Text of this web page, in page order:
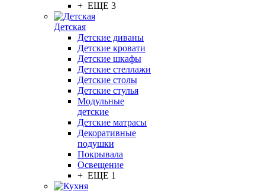
+ ЕЩЕ 3
Детская
Детские диваны
Детские кровати
Детские шкафы
Детские стеллажи
Детские столы
Детские стулья
Модульные
детские
Детские матрасы
Декоративные
подушки
Покрывала
Освещение
+ ЕЩЕ 1